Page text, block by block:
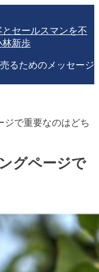
るためのメッセージ
ジで重要なのはどち
グページで